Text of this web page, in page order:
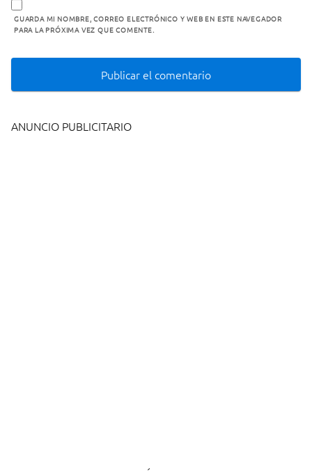
GUARDA MI NOMBRE, CORREO ELECTRÓNICO Y WEB EN ESTE NAVEGADOR
PARA LA PRÓXIMA VEZ QUE COMENTE.
ANUNCIO PUBLICITARIO